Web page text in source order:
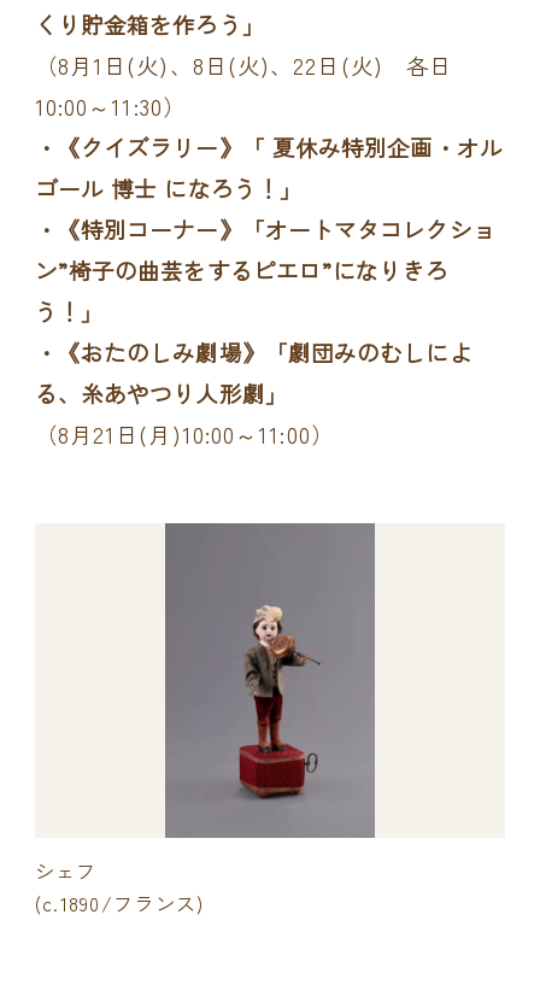
くり貯金箱を作ろう」
（8月1日(火)、8日(火)、22日(火) 各日
10:00～11:30）
・《クイズラリー》「 夏休み特別企画・オル
ゴール 博士 になろう！」
・《特別コーナー》「オートマタコレクショ
ン”椅子の曲芸をするピエロ”になりきろ
う！」
・《おたのしみ劇場》「劇団みのむしによ
る、糸あやつり人形劇」
（8月21日(月)10:00～11:00）
シェフ
(c.1890/フランス)